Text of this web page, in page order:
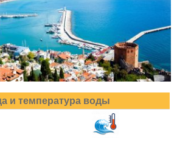
и температура воды